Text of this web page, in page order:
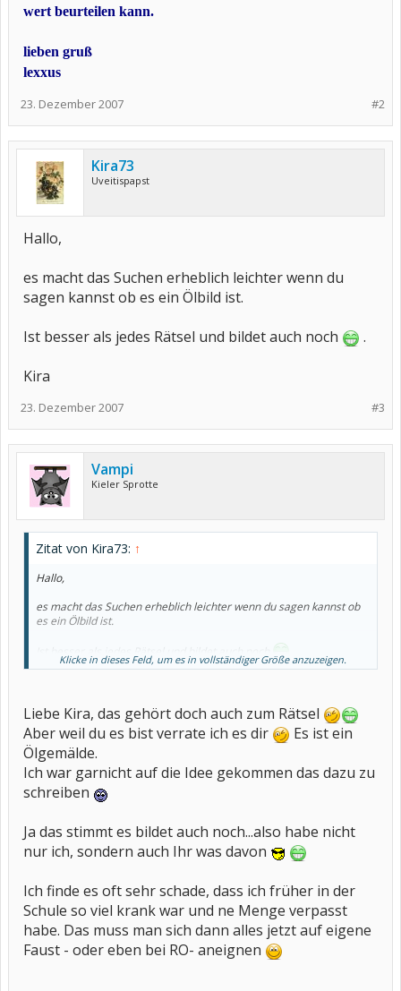
wert beurteilen kann.
lieben gruß
lexxus
#2
23. Dezember 2007
Kira73
Uveitispapst
Hallo,
es macht das Suchen erheblich leichter wenn du
sagen kannst ob es ein Ölbild ist.
Ist besser als jedes Rätsel und bildet auch noch
.
Kira
#3
23. Dezember 2007
Vampi
Kieler Sprotte
Zitat von Kira73: ↑
Hallo,
es macht das Suchen erheblich leichter wenn du sagen kannst ob
es ein Ölbild ist.
Klicke in dieses Feld, um es in vollständiger Größe anzuzeigen.
Liebe Kira, das gehört doch auch zum Rätsel
Aber weil du es bist verrate ich es dir
Es ist ein
Ölgemälde.
Ich war garnicht auf die Idee gekommen das dazu zu
schreiben
Ja das stimmt es bildet auch noch...also habe nicht
nur ich, sondern auch Ihr was davon
Ich finde es oft sehr schade, dass ich früher in der
Schule so viel krank war und ne Menge verpasst
habe. Das muss man sich dann alles jetzt auf eigene
Faust - oder eben bei RO- aneignen